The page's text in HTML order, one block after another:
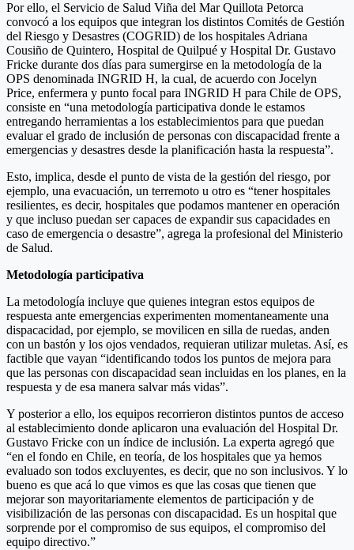
Por ello, el Servicio de Salud Viña del Mar Quillota Petorca
convocó a los equipos que integran los distintos Comités de Gestión
del Riesgo y Desastres (COGRID) de los hospitales Adriana
Cousiño de Quintero, Hospital de Quilpué y Hospital Dr. Gustavo
Fricke durante dos días para sumergirse en la metodología de la
OPS denominada INGRID H, la cual, de acuerdo con Jocelyn
Price, enfermera y punto focal para INGRID H para Chile de OPS,
consiste en “una metodología participativa donde le estamos
entregando herramientas a los establecimientos para que puedan
evaluar el grado de inclusión de personas con discapacidad frente a
emergencias y desastres desde la planificación hasta la respuesta”.
Esto, implica, desde el punto de vista de la gestión del riesgo, por
ejemplo, una evacuación, un terremoto u otro es “tener hospitales
resilientes, es decir, hospitales que podamos mantener en operación
y que incluso puedan ser capaces de expandir sus capacidades en
caso de emergencia o desastre”, agrega la profesional del Ministerio
de Salud.
Metodología participativa
La metodología incluye que quienes integran estos equipos de
respuesta ante emergencias experimenten momentaneamente una
dispacacidad, por ejemplo, se movilicen en silla de ruedas, anden
con un bastón y los ojos vendados, requieran utilizar muletas. Así, es
factible que vayan “identificando todos los puntos de mejora para
que las personas con discapacidad sean incluidas en los planes, en la
respuesta y de esa manera salvar más vidas”.
Y posterior a ello, los equipos recorrieron distintos puntos de acceso
al establecimiento donde aplicaron una evaluación del Hospital Dr.
Gustavo Fricke con un índice de inclusión. La experta agregó que
“en el fondo en Chile, en teoría, de los hospitales que ya hemos
evaluado son todos excluyentes, es decir, que no son inclusivos. Y lo
bueno es que acá lo que vimos es que las cosas que tienen que
mejorar son mayoritariamente elementos de participación y de
visibilización de las personas con discapacidad. Es un hospital que
sorprende por el compromiso de sus equipos, el compromiso del
equipo directivo.”